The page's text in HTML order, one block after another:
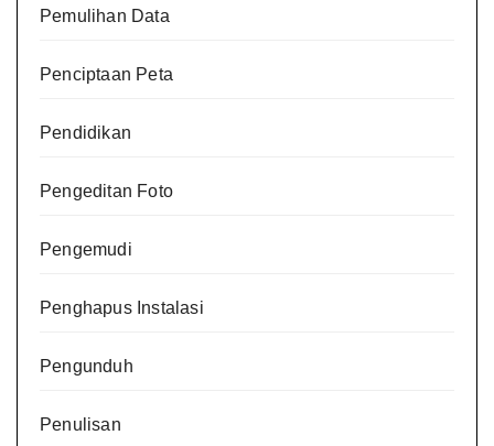
Pemulihan Data
Penciptaan Peta
Pendidikan
Pengeditan Foto
Pengemudi
Penghapus Instalasi
Pengunduh
Penulisan